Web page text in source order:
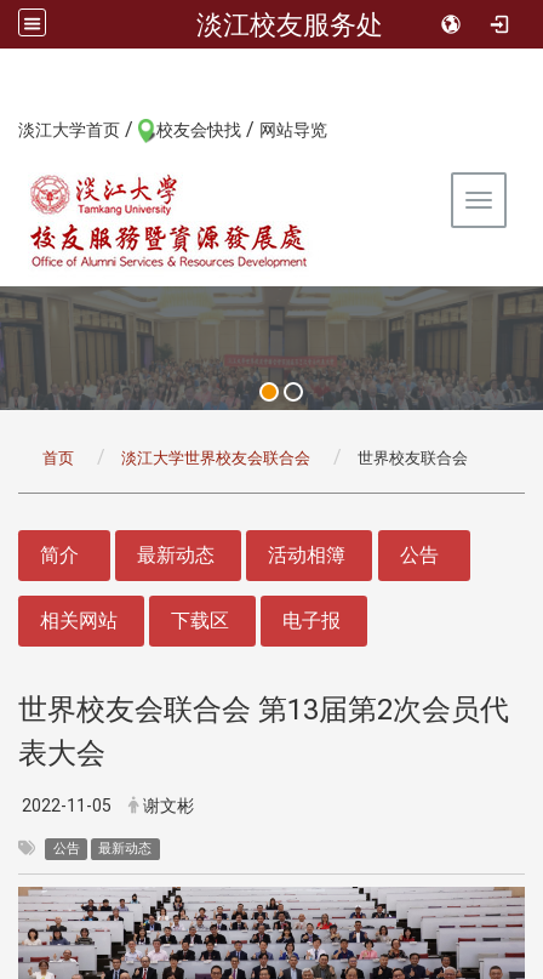
淡江校友服务处
淡江大学首页 / 校友会快找 / 网站导览
Toggle
首页 淡江大学世界校友会联合会 世界校友联合会
简介 最新动态 活动相簿 公告
相关网站 下载区 电子报
世界校友会联合会 第13届第2次会员代
表大会
2022-11-05 谢文彬
公告 最新动态